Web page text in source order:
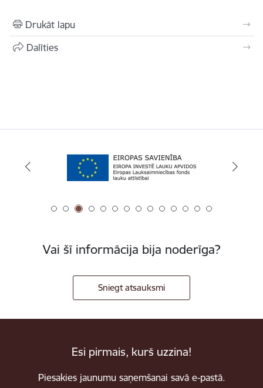
Drukāt lapu
Dalīties
Vai šī informācija bija noderīga?
Sniegt atsauksmi
Esi pirmais, kurš uzzina!
Piesakies jaunumu saņemšanai savā e-pastā.